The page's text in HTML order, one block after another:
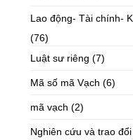
Lao động- Tài chính-
(76)
Luật sư riêng (7)
Mã số mã Vạch (6)
mã vạch (2)
Nghiên cứu và trao đổi